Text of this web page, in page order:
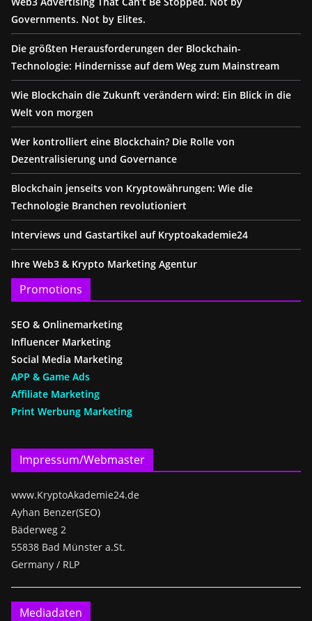
Governments. Not by Elites.
Die größten Herausforderungen der Blockchain-
Technologie: Hindernisse auf dem Weg zum Mainstream
Wie Blockchain die Zukunft verändern wird: Ein Blick in die
Welt von morgen
Wer kontrolliert eine Blockchain? Die Rolle von
Dezentralisierung und Governance
Blockchain jenseits von Kryptowährungen: Wie die
Technologie Branchen revolutioniert
Interviews und Gastartikel auf Kryptoakademie24
Ihre Web3 & Krypto Marketing Agentur
Promotions
SEO & Onlinemarketing
Influencer Marketing
Social Media Marketing
APP & Game Ads
Affiliate Marketing
Print Werbung Marketing
Impressum/Webmaster
www.KryptoAkademie24.de
Ayhan Benzer(SEO)
Bäderweg 2
55838 Bad Münster a.St.
Germany / RLP
Mediadaten